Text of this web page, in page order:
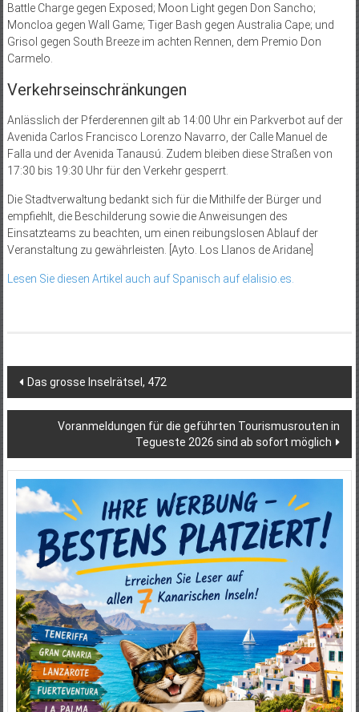
Battle Charge gegen Exposed; Moon Light gegen Don Sancho;
Moncloa gegen Wall Game; Tiger Bash gegen Australia Cape; und
Grisol gegen South Breeze im achten Rennen, dem Premio Don
Carmelo.
Verkehrseinschränkungen
Anlässlich der Pferderennen gilt ab 14:00 Uhr ein Parkverbot auf der
Avenida Carlos Francisco Lorenzo Navarro, der Calle Manuel de
Falla und der Avenida Tanausú. Zudem bleiben diese Straßen von
17:30 bis 19:30 Uhr für den Verkehr gesperrt.
Die Stadtverwaltung bedankt sich für die Mithilfe der Bürger und
empfiehlt, die Beschilderung sowie die Anweisungen des
Einsatzteams zu beachten, um einen reibungslosen Ablauf der
Veranstaltung zu gewährleisten. [Ayto. Los Llanos de Aridane]
Lesen Sie diesen Artikel auch auf Spanisch auf elalisio.es.
Beitragsnavigation
Das grosse Inselrätsel, 472
Voranmeldungen für die geführten Tourismusrouten in
Tegueste 2026 sind ab sofort möglich